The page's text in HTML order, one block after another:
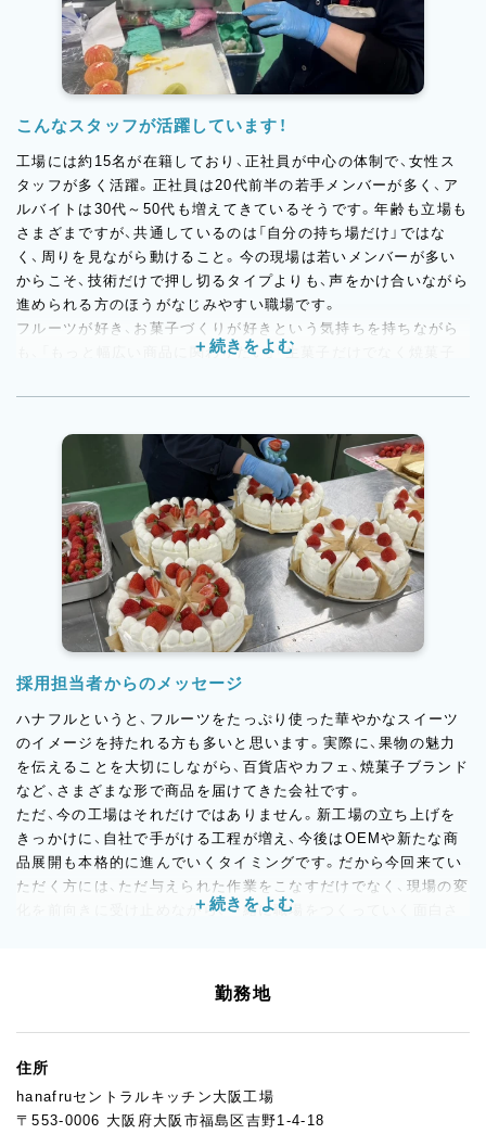
こんなスタッフが活躍しています！
工場には約15名が在籍しており、正社員が中心の体制で、女性ス
タッフが多く活躍。正社員は20代前半の若手メンバーが多く、ア
ルバイトは30代～50代も増えてきているそうです。年齢も立場も
さまざまですが、共通しているのは「自分の持ち場だけ」ではな
く、周りを見ながら動けること。今の現場は若いメンバーが多い
からこそ、技術だけで押し切るタイプよりも、声をかけ合いながら
進められる方のほうがなじみやすい職場です。
フルーツが好き、お菓子づくりが好きという気持ちを持ちながら
も、「もっと幅広い商品に関わりたい」「生菓子だけでなく焼菓子
境なので、変化のある現場で経験を積みたい方にもぴったりで
採用担当者からのメッセージ
ハナフルというと、フルーツをたっぷり使った華やかなスイーツ
のイメージを持たれる方も多いと思います。実際に、果物の魅力
を伝えることを大切にしながら、百貨店やカフェ、焼菓子ブランド
など、さまざまな形で商品を届けてきた会社です。
ただ、今の工場はそれだけではありません。新工場の立ち上げを
きっかけに、自社で手がける工程が増え、今後はOEMや新たな商
品展開も本格的に進んでいくタイミングです。だから今回来てい
ただく方には、ただ与えられた作業をこなすだけでなく、現場の変
化を前向きに受け止めながら、一緒に職場をつくっていく面白さ
こと、少しずつでも成長していこうと思えることを大切にしてい
ます。経験の深さよりも、「ここで頑張りたい」という気持ちを持
った方とお会いしたいです。
勤務地
住所
hanafruセントラルキッチン大阪工場
〒553-0006 大阪府大阪市福島区吉野1-4-18